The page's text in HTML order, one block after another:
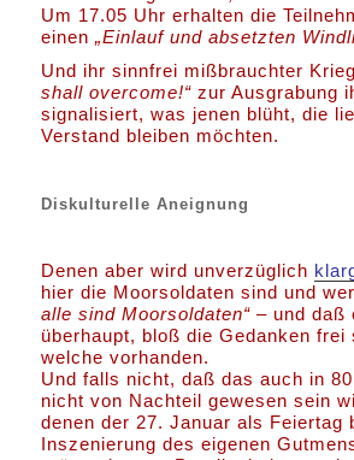
Um 17.05 Uhr erhalten die
einen„Einlauf und absetzten
Und ihr sinnfrei mißbrauchter
shall overcome!“ zur Ausgrabung
signalisiert, was jenen blüht, die
Verstand bleiben möchten.
Diskulturelle Aneignung
Denen aber wird unverzüglich
hier die Moorsoldaten sind und
alle sind Moorsoldaten“ – und daß
überhaupt, bloß die Gedanken frei
welche vorhanden.
Und falls nicht, daß das auch in
nicht von Nachteil gewesen sein
denen der 27. Januar als Feiertag
Inszenierung des eigenen